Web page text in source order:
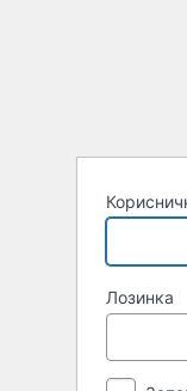
Лозинка